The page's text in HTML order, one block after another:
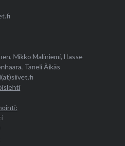
Mikko Maliniemi, Hasse
Taneli Äikäs